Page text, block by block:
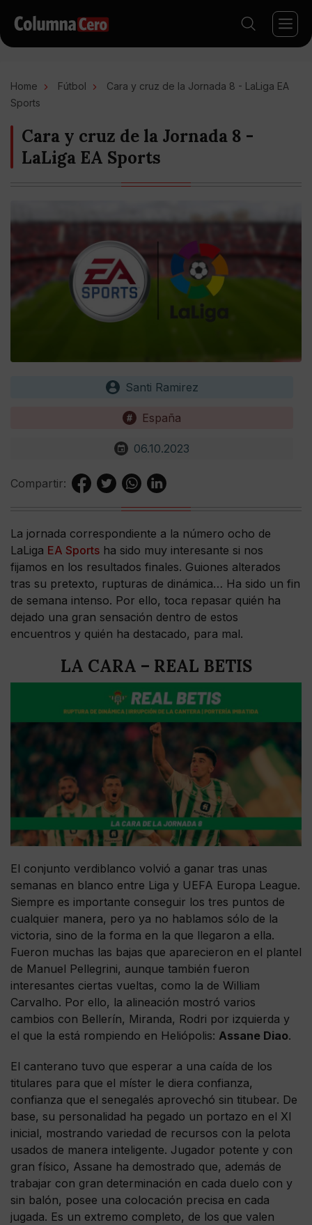
Home Fútbol
Cara y cruz de la Jornada 8 - LaLiga EA
Sports
Cara y cruz de la Jornada 8 -
LaLiga EA Sports
Santi Ramirez
España
06.10.2023
Compartir:
La jornada correspondiente a la número ocho de
LaLiga EA Sports ha sido muy interesante si nos
fijamos en los resultados finales. Guiones alterados
tras su pretexto, rupturas de dinámica… Ha sido un fin
de semana intenso. Por ello, toca repasar quién ha
dejado una gran sensación dentro de estos
encuentros y quién ha destacado, para mal.
LA CARA – REAL BETIS
El conjunto verdiblanco volvió a ganar tras unas
semanas en blanco entre Liga y UEFA Europa League.
Siempre es importante conseguir los tres puntos de
cualquier manera, pero ya no hablamos sólo de la
victoria, sino de la forma en la que llegaron a ella.
Fueron muchas las bajas que aparecieron en el plantel
de Manuel Pellegrini, aunque también fueron
interesantes ciertas vueltas, como la de William
Carvalho. Por ello, la alineación mostró varios
cambios con Bellerín, Miranda, Rodri por izquierda y
el que la está rompiendo en Heliópolis: Assane Diao.
El canterano tuvo que esperar a una caída de los
titulares para que el míster le diera confianza,
confianza que el senegalés aprovechó sin titubear. De
base, su personalidad ha pegado un portazo en el XI
inicial, mostrando variedad de recursos con la pelota
usados de manera inteligente. Jugador potente y con
gran físico, Assane ha demostrado que, además de
trabajar con gran determinación en cada duelo con y
sin balón, posee una colocación precisa en cada
jugada. Es un extremo completo, de los que valen